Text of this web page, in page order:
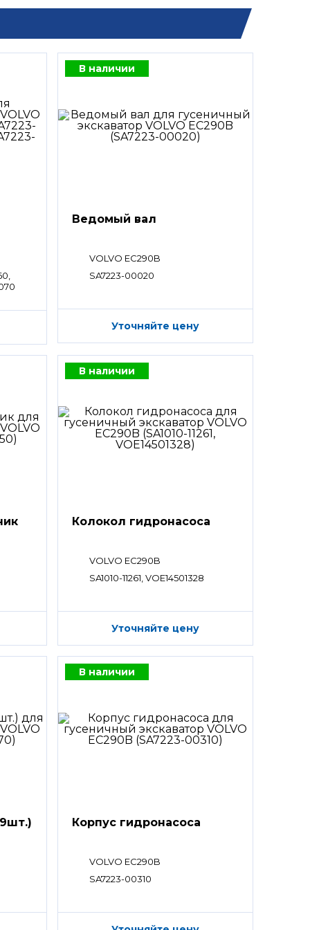
В наличии
Ведомый вал
VOLVO EC290B
SA7223-00020
Уточняйте цену
В наличии
Колокол гидронасоса
VOLVO EC290B
SA1010-11261, VOE14501328
Уточняйте цену
В наличии
Корпус гидронасоса
VOLVO EC290B
SA7223-00310